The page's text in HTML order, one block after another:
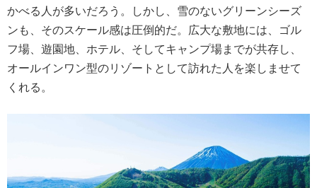
かべる人が多いだろう。しかし、雪のないグリーンシーズ
ンも、そのスケール感は圧倒的だ。広大な敷地には、ゴル
フ場、遊園地、ホテル、そしてキャンプ場までが共存し、
オールインワン型のリゾートとして訪れた人を楽しませて
くれる。